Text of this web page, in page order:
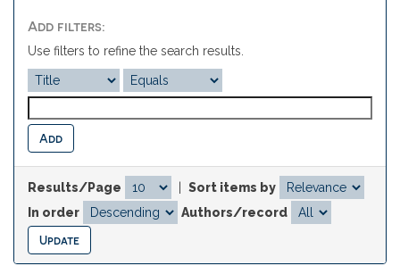
Add filters:
Use filters to refine the search results.
Results/Page
Sort items by
In order
Authors/record